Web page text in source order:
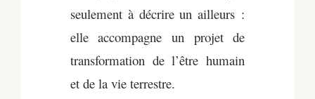
seulement à décrire un ailleurs :
elle accompagne un projet de
transformation de l’être humain
et de la vie terrestre.